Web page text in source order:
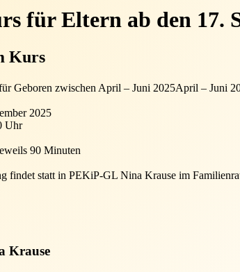
für Eltern ab den 17.
Kurs
Geboren zwischen April – Juni 2025April – Juni
2025
Uhr
90 Minuten
findet statt in PEKiP-GL Nina Krause im
Krause